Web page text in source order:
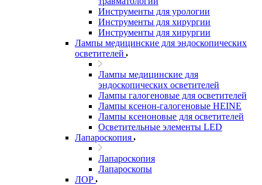
Инструменты для урологии
Инструменты для хирургии
Инструменты для хирургии
Лампы медицинские для эндоскопических
осветителей
Лампы медицинские для
эндоскопических осветителей
Лампы галогеновые для осветителей
Лампы ксенон-галогеновые HEINE
Лампы ксеноновые для осветителей
Осветительные элементы LED
Лапароскопия
Лапароскопия
Лапароскопы
ЛОР